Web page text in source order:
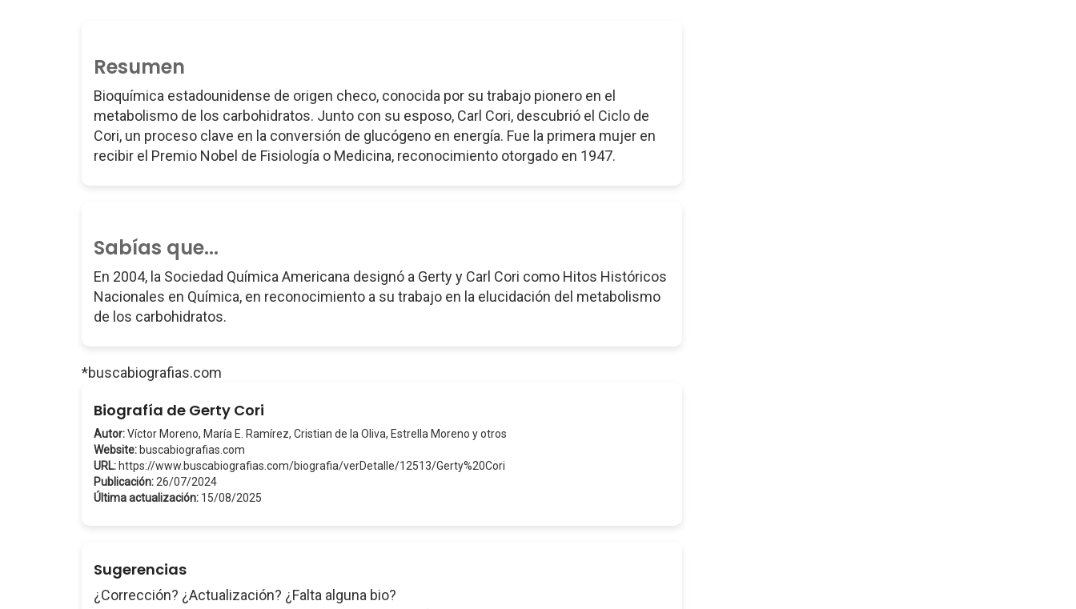
Resumen
Bioquímica estadounidense de origen checo, conocida por su trabajo pionero en el
metabolismo de los carbohidratos. Junto con su esposo, Carl Cori, descubrió el Ciclo de
Cori, un proceso clave en la conversión de glucógeno en energía. Fue la primera mujer en
recibir el Premio Nobel de Fisiología o Medicina, reconocimiento otorgado en 1947.
Sabías que...
En 2004, la Sociedad Química Americana designó a Gerty y Carl Cori como Hitos Históricos
Nacionales en Química, en reconocimiento a su trabajo en la elucidación del metabolismo
de los carbohidratos.
*buscabiografias.com
Biografía de Gerty Cori
Autor:Víctor Moreno, María E. Ramírez, Cristian de la Oliva, Estrella Moreno y otros
Website: buscabiografias.com
URL: https://www.buscabiografias.com/biografia/verDetalle/12513/Gerty%20Cori
Publicación: 26/07/2024
Última actualización: 15/08/2025
Sugerencias
¿Corrección? ¿Actualización? ¿Falta alguna bio?